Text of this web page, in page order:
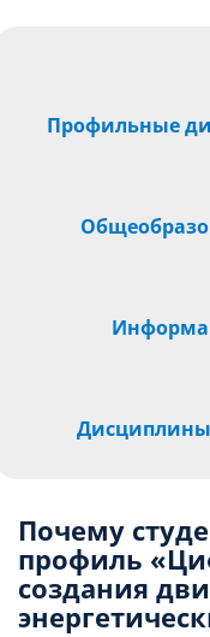
Профильные
Дисциплины
Почему
профиль
создания